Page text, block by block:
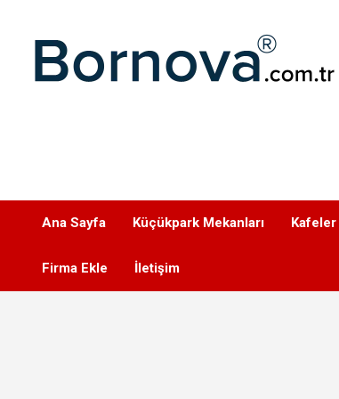
Ana Sayfa Küçükpark Mekanları Kafeler
Firma Ekle İletişim